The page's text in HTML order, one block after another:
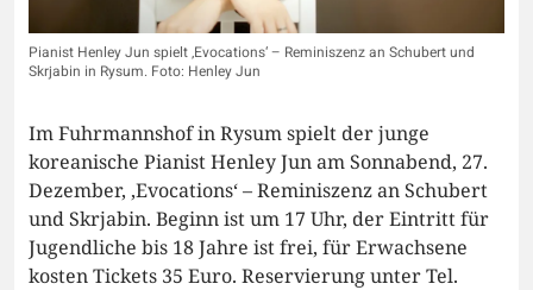
Pianist Henley Jun spielt ‚Evocations‘ – Reminiszenz an Schubert und
Skrjabin in Rysum. Foto: Henley Jun
Im Fuhrmannshof in Rysum spielt der junge
koreanische Pianist Henley Jun am Sonnabend, 27.
Dezember, ‚Evocations‘ – Reminiszenz an Schubert
und Skrjabin. Beginn ist um 17 Uhr, der Eintritt für
Jugendliche bis 18 Jahre ist frei, für Erwachsene
kosten Tickets 35 Euro. Reservierung unter Tel.